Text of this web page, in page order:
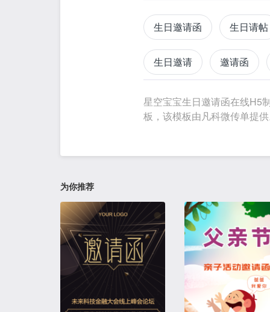
生日邀请函 生日请帖
生日邀请 邀请函
活动报名邀请函 邀
星空宝宝生日邀请函在线H5
板，该模板由凡科微传单提
为你推荐